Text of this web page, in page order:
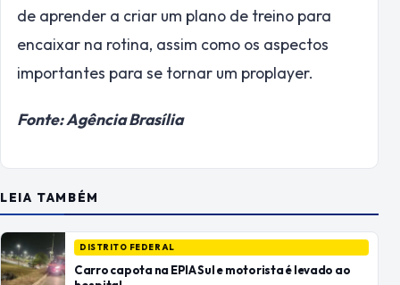
de aprender a criar um plano de treino para
encaixar na rotina, assim como os aspectos
importantes para se tornar um proplayer.
Fonte: Agência Brasília
LEIA TAMBÉM
DISTRITO FEDERAL
Carro capota na EPIA Sul e motorista é levado ao